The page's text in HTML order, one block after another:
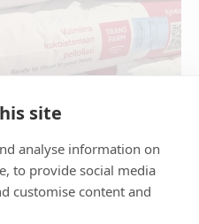
site
analyse information on
to provide social media
customise content and